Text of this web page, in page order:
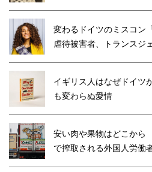
変わるドイツのミスコン
虐待被害者、トランスジ
イギリス人はなぜドイ
も変わらぬ愛情
安い肉や果物はどこか
で搾取される外国人労働